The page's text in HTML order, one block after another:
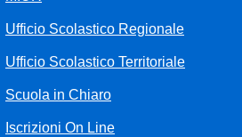
Ufficio Scolastico Regionale
Ufficio Scolastico Territoriale
Scuola in Chiaro
Iscrizioni On Line